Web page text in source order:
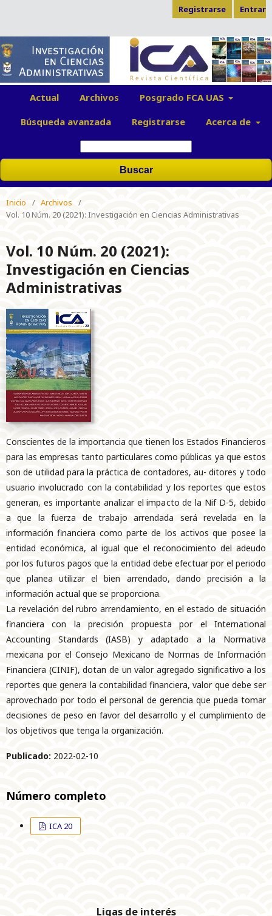
Actual Archivos
Posgrado FCA UAS
Búsqueda avanzada
Registrarse Acerca de
Buscar
Registrarse Entrar
Inicio / Archivos
/
Vol. 10 Núm. 20 (2021): Investigación en Ciencias Administrativas
Vol. 10 Núm. 20 (2021):
Investigación en Ciencias
Administrativas
Conscientes de la importancia que tienen los Estados Financieros
para las empresas tanto particulares como públicas ya que estos
son de utilidad para la práctica de contadores, au- ditores y todo
usuario involucrado con la contabilidad y los reportes que estos
generan, es importante analizar el impacto de la Nif D-5, debido
a que la fuerza de trabajo arrendada será revelada en la
información financiera como parte de los activos que posee la
entidad económica, al igual que el reconocimiento del adeudo
por los futuros pagos que la entidad debe efectuar por el periodo
que planea utilizar el bien arrendado, dando precisión a la
información actual que se proporciona.
La revelación del rubro arrendamiento, en el estado de situación
financiera con la precisión propuesta por el International
Accounting Standards (IASB) y adaptado a la Normativa
mexicana por el Consejo Mexicano de Normas de Información
Financiera (CINIF), dotan de un valor agregado significativo a los
reportes que genera la contabilidad financiera, valor que debe ser
aprovechado por todo el personal de gerencia que pueda tomar
decisiones de peso en favor del desarrollo y el cumplimiento de
los objetivos que tenga la organización.
Publicado: 2022-02-10
Número completo
ICA 20
Ligas de interés